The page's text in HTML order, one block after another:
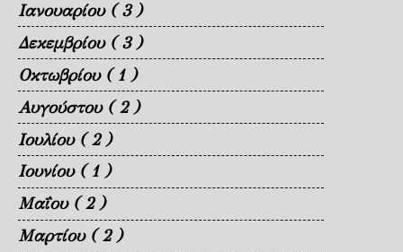
Ιανουαρίου ( 3 )
Δεκεμβρίου ( 3 )
Οκτωβρίου ( 1 )
Αυγούστου ( 2 )
Ιουλίου ( 2 )
Ιουνίου ( 1 )
Μαΐου ( 2 )
Μαρτίου ( 2 )